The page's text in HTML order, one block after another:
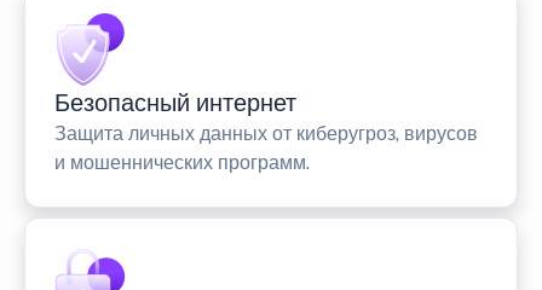
Безопасный интернет
Защита личных данных от киберугроз, вирусов
и мошеннических программ.